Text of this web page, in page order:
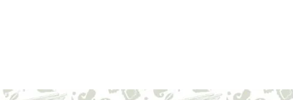
1,7 g,